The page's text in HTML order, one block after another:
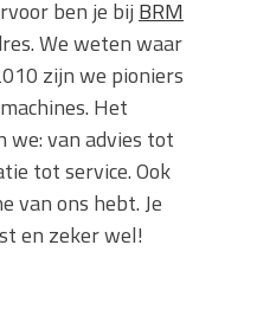
ben je bij BRM
We weten waar
zijn we pioniers
Het
we: van advies tot
tot service. Ook
van ons hebt. Je
en zeker wel!